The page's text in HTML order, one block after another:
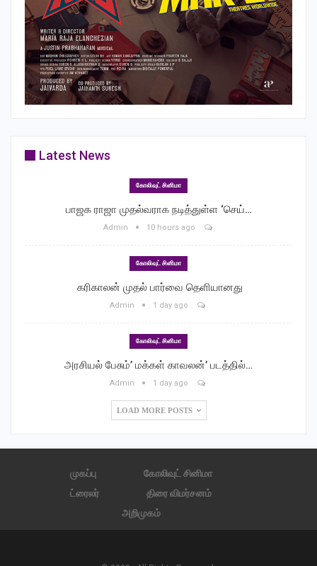
Latest News
கோலிவுட் சினிமா
பாஜக ராஜா முதல்வராக நடித்துள்ள ‘செய்…
Admin 10 hours ago
கோலிவுட் சினிமா
‎ கரிகாலன் முதல் பார்வை தெளியானது
Admin 1 day ago
கோலிவுட் சினிமா
அரசியல் பேசும்’ மக்கள் காவலன்’ படத்தில்…
Admin 1 day ago
LOAD MORE POSTS
முகப்பு
கோலிவுட் சினிமா
ட்ரைலர்
திரை விமர்சனம்
அறிமுகம்